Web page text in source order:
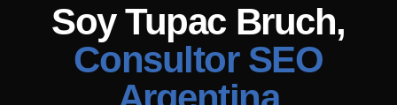
Soy Tupac Bruch,
Consultor SEO